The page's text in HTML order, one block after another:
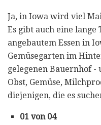
Ja, in Iowa wird viel
Es gibt auch eine
angebautem Essen in
Gemüsegarten im
gelegenen Bauernhof
Obst, Gemüse,
diejenigen, die es
01 von 04